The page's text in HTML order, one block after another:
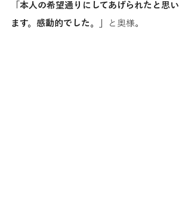
「本人の希望通りにしてあげられたと思い
ます。感動的でした。」
と奥様。